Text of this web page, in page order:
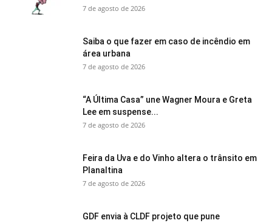
7 de agosto de 2026
Saiba o que fazer em caso de incêndio em
área urbana
7 de agosto de 2026
“A Última Casa” une Wagner Moura e Greta
Lee em suspense...
7 de agosto de 2026
Feira da Uva e do Vinho altera o trânsito em
Planaltina
7 de agosto de 2026
GDF envia à CLDF projeto que pune